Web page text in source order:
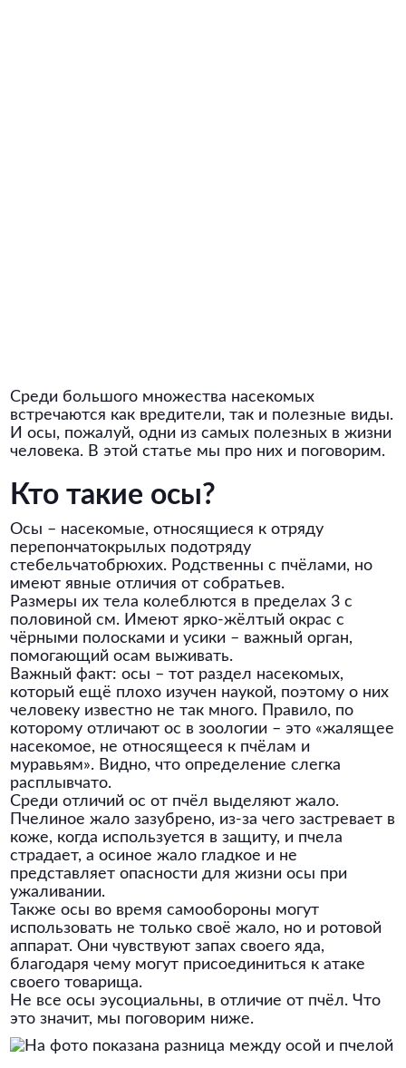
Среди большого множества насекомых
встречаются как вредители, так и полезные виды.
И осы, пожалуй, одни из самых полезных в жизни
человека. В этой статье мы про них и поговорим.
Кто такие осы?
Осы – насекомые, относящиеся к отряду
перепончатокрылых подотряду
стебельчатобрюхих. Родственны с пчёлами, но
имеют явные отличия от собратьев.
Размеры их тела колеблются в пределах 3 с
половиной см. Имеют ярко-жёлтый окрас с
чёрными полосками и усики – важный орган,
помогающий осам выживать.
Важный факт: осы – тот раздел насекомых,
который ещё плохо изучен наукой, поэтому о них
человеку известно не так много. Правило, по
которому отличают ос в зоологии – это «жалящее
насекомое, не относящееся к пчёлам и
муравьям». Видно, что определение слегка
расплывчато.
Среди отличий ос от пчёл выделяют жало.
Пчелиное жало зазубрено, из-за чего застревает в
коже, когда используется в защиту, и пчела
страдает, а осиное жало гладкое и не
представляет опасности для жизни осы при
ужаливании.
Также осы во время самообороны могут
использовать не только своё жало, но и ротовой
аппарат. Они чувствуют запах своего яда,
благодаря чему могут присоединиться к атаке
своего товарища.
Не все осы эусоциальны, в отличие от пчёл. Что
это значит, мы поговорим ниже.